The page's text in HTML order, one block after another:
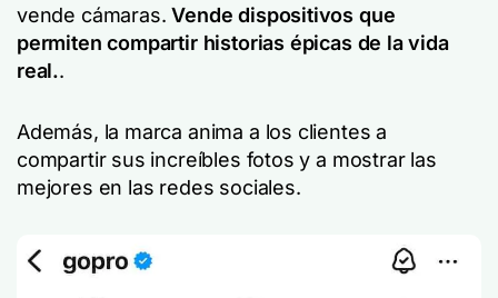
vende cámaras.Vende dispositivos que
permiten compartir historias épicas de la vida
real..
Además, la marca anima a los clientes a
compartir sus increíbles fotos y a mostrar las
mejores en las redes sociales.